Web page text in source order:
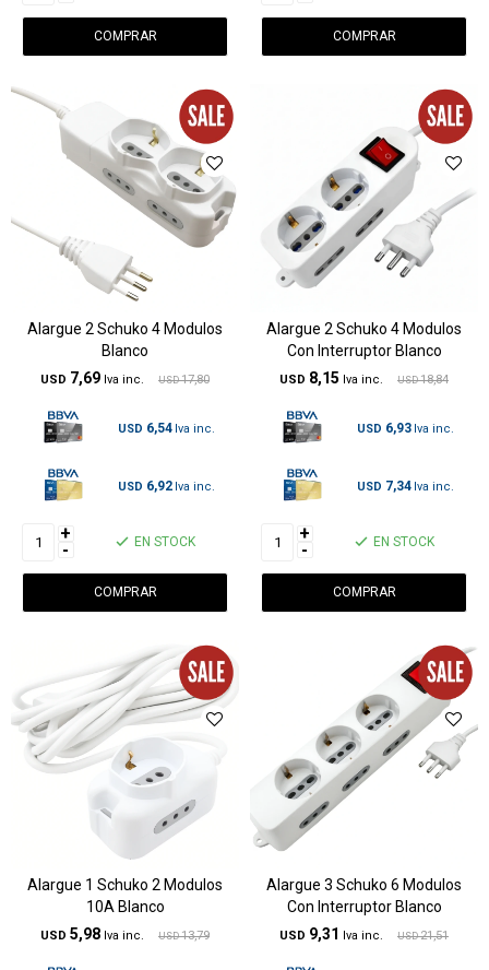
Alargue 2 Schuko 4 Modulos
Blanco
USD 7,69 USD 17,80
USD 6,54
USD 6,92
+
- EN STOCK
Alargue 2 Schuko 4 Modulos
Con Interruptor Blanco
USD 8,15 USD 18,84
USD 6,93
USD 7,34
+
- EN STOCK
Alargue 1 Schuko 2 Modulos
10A Blanco
USD 5,98 USD 13,79
Alargue 3 Schuko 6 Modulos
Con Interruptor Blanco
USD 9,31 USD 21,51